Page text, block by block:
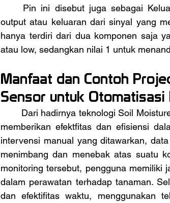
output atau keluaran dari sinyal yang
hanya terdiri dari dua komponen saja
atau low, sedangkan nilai 1 untuk
Manfaat dan Contoh
Sensor untuk Otomatisasi
memberikan efektfitas dan efisiensi
intervensi manual yang ditawarkan,
menimbang dan menebak atas suatu
monitoring tersebut, pengguna memiliki
dalam perawatan terhadap tanaman.
dan efektifitas waktu, menggunakan